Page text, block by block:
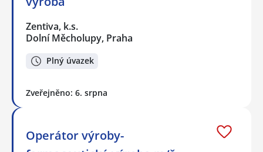
Zentiva, k.s.
Dolní Měcholupy, Praha
Plný úvazek
Zveřejněno: 6. srpna
Operátor výroby-